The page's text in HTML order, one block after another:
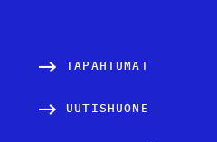
TAPAHTUMAT
UUTISHUONE